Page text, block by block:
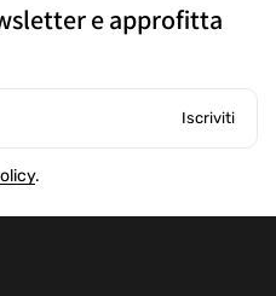
e approfitta
Iscriviti
.